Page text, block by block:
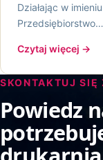
Działając w
Przedsiębiorstwo…
Czytaj więcej →
SKONTAKTUJ SIĘ
Powiedz